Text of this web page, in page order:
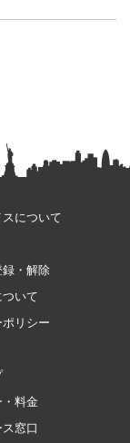
スについて
録・解除
いて
リシー
料金
窓口